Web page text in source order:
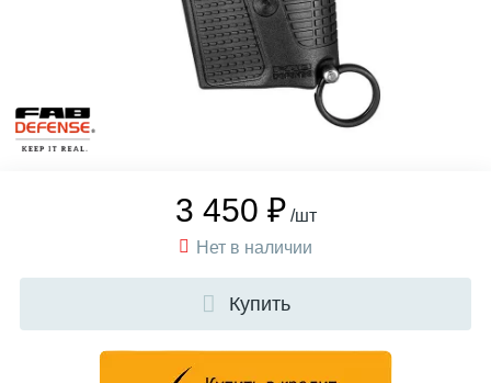
3 450 ₽ /шт
Нет в наличии
Купить